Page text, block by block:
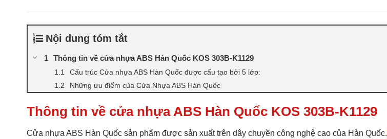
Nội dung tóm tắt
Thông tin về cửa nhựa ABS Hàn Quốc KOS 303B-K1129
Cấu trúc Cửa nhựa ABS Hàn Quốc được cấu tạo bởi 5 lớp:
Những ưu điểm của Cửa Nhựa ABS Hàn Quốc
Thông tin về cửa nhựa ABS Hàn Quốc KOS 303B-K1129
Cửa nhựa ABS Hàn Quốc sản phẩm được sản xuất trên dây chuyền công nghệ cao của Hàn Quốc.